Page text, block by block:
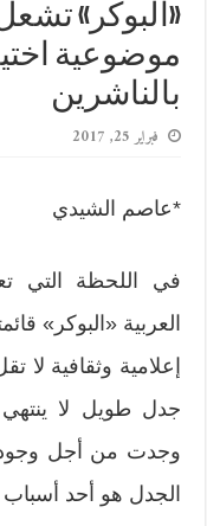
«البوكر»
موضوعية
بالناشرين
فبراير 25, 2017
*عاصم الشيدي
في اللحظة التي
العربية «البوكر»
إعلامية وثقافية
جدل طويل لا
وجدت من أجل وجود
الجدل هو أحد أسباب